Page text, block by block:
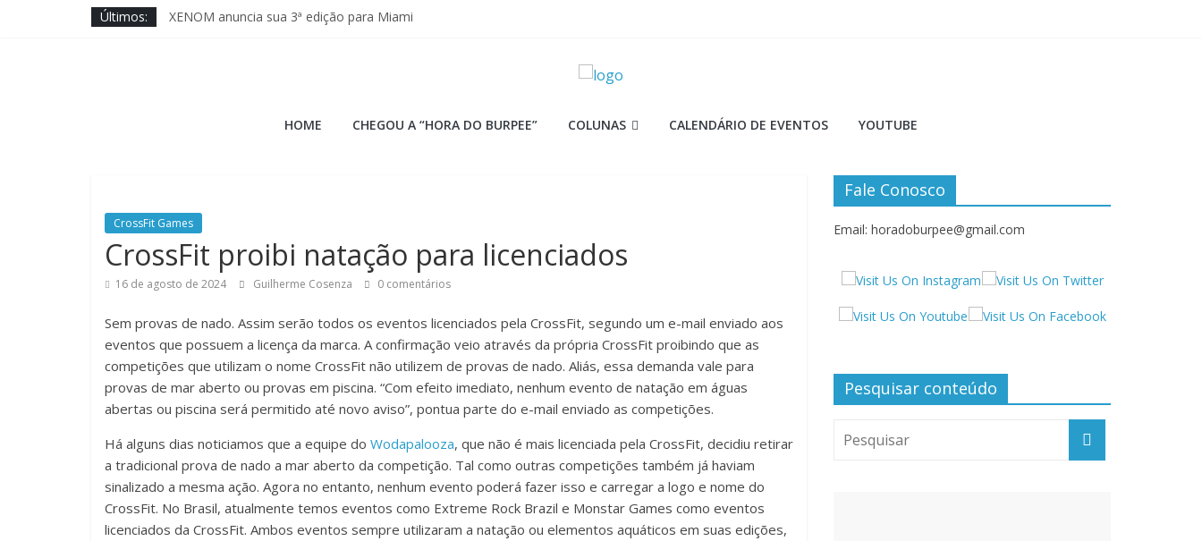
Últimos:
XENOM anuncia sua 3ª edição para Miami
Burpee
Hora
do
HOME CHEGOU A “HORA DO BURPEE” COLUNAS CALENDÁRIO DE EVENTOS YOUTUBE
CrossFit Games
CrossFit proibi natação para licenciados
16 de agosto de 2024 Guilherme Cosenza 0 comentários
Sem provas de nado. Assim serão todos os eventos licenciados pela CrossFit, segundo um e-mail enviado aos
eventos que possuem a licença da marca. A confirmação veio através da própria CrossFit proibindo que as
competições que utilizam o nome CrossFit não utilizem de provas de nado. Aliás, essa demanda vale para
provas de mar aberto ou provas em piscina. “Com efeito imediato, nenhum evento de natação em águas
abertas ou piscina será permitido até novo aviso”, pontua parte do e-mail enviado as competições.
Há alguns dias noticiamos que a equipe do Wodapalooza, que não é mais licenciada pela CrossFit, decidiu retirar
a tradicional prova de nado a mar aberto da competição. Tal como outras competições também já haviam
sinalizado a mesma ação. Agora no entanto, nenhum evento poderá fazer isso e carregar a logo e nome do
CrossFit. No Brasil, atualmente temos eventos como Extreme Rock Brazil e Monstar Games como eventos
licenciados da CrossFit. Ambos eventos sempre utilizaram a natação ou elementos aquáticos em suas edições,
Fale Conosco
Email: horadoburpee@gmail.com
Pesquisar conteúdo